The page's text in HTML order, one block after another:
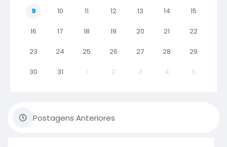
9 10 11 12 13 14 15
16 17 18 19 20 21 22
23 24 25 26 27 28 29
30 31 1 2 3 4 5
Postagens Anteriores